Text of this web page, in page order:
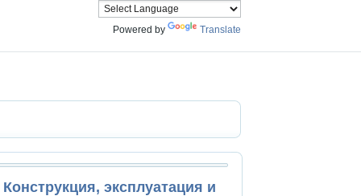
Powered by Translate
эксплуатация и